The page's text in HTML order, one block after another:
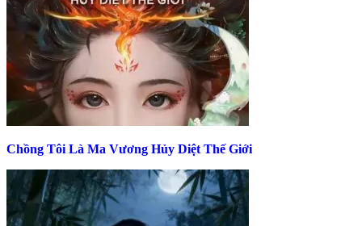
Chồng Tôi Là Ma Vương Hủy Diệt Thế Giới